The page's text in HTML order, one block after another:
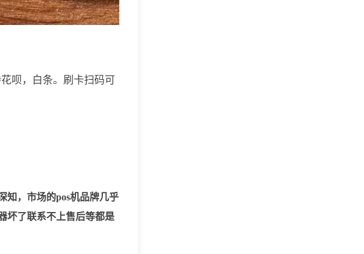
呗，白条。刷卡扫码可
知，市场的pos机品牌几乎
坏了联系不上售后等都是